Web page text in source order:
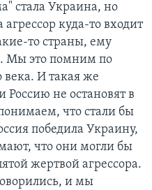
стала Украина, но
куда-то входит
то страны, ему
Мы это помним по
века. И такая же
Россию не остановят в
что стали бы
победила Украину,
что они могли бы
жертвой агрессора.
и мы